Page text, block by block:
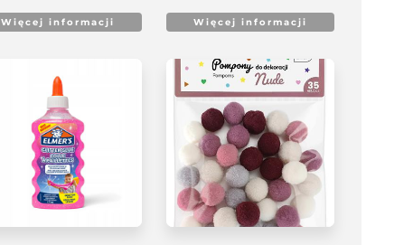
Więcej informacji Więcej informacji